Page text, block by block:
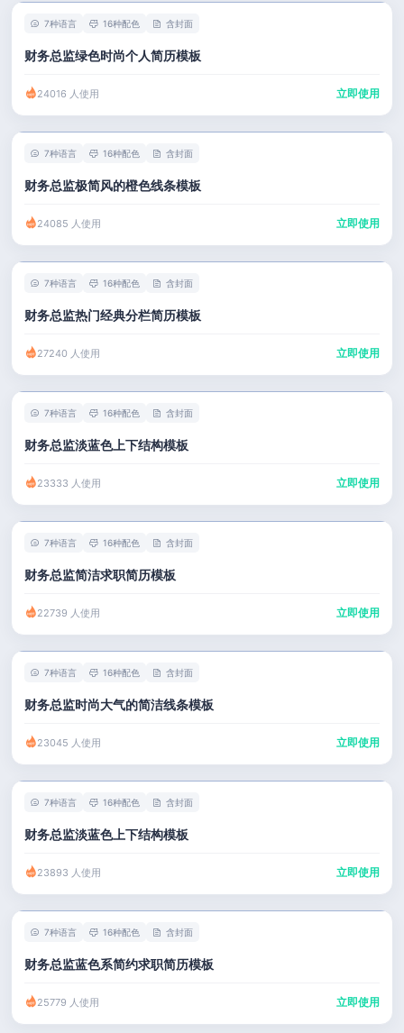
7种语言 16种配色 含封面
财务总监绿色时尚个人简历模板
24016 人使用 立即使用
7种语言 16种配色 含封面
财务总监极简风的橙色线条模板
24085 人使用 立即使用
7种语言 16种配色 含封面
财务总监热门经典分栏简历模板
27240 人使用 立即使用
7种语言 16种配色 含封面
财务总监淡蓝色上下结构模板
23333 人使用 立即使用
7种语言 16种配色 含封面
财务总监简洁求职简历模板
22739 人使用 立即使用
7种语言 16种配色 含封面
财务总监时尚大气的简洁线条模板
23045 人使用 立即使用
7种语言 16种配色 含封面
财务总监淡蓝色上下结构模板
23893 人使用 立即使用
7种语言 16种配色 含封面
财务总监蓝色系简约求职简历模板
25779 人使用 立即使用